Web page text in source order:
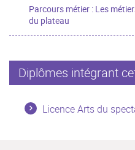
Parcours métier : Les
du plateau
Diplômes intégrant
Licence Arts du